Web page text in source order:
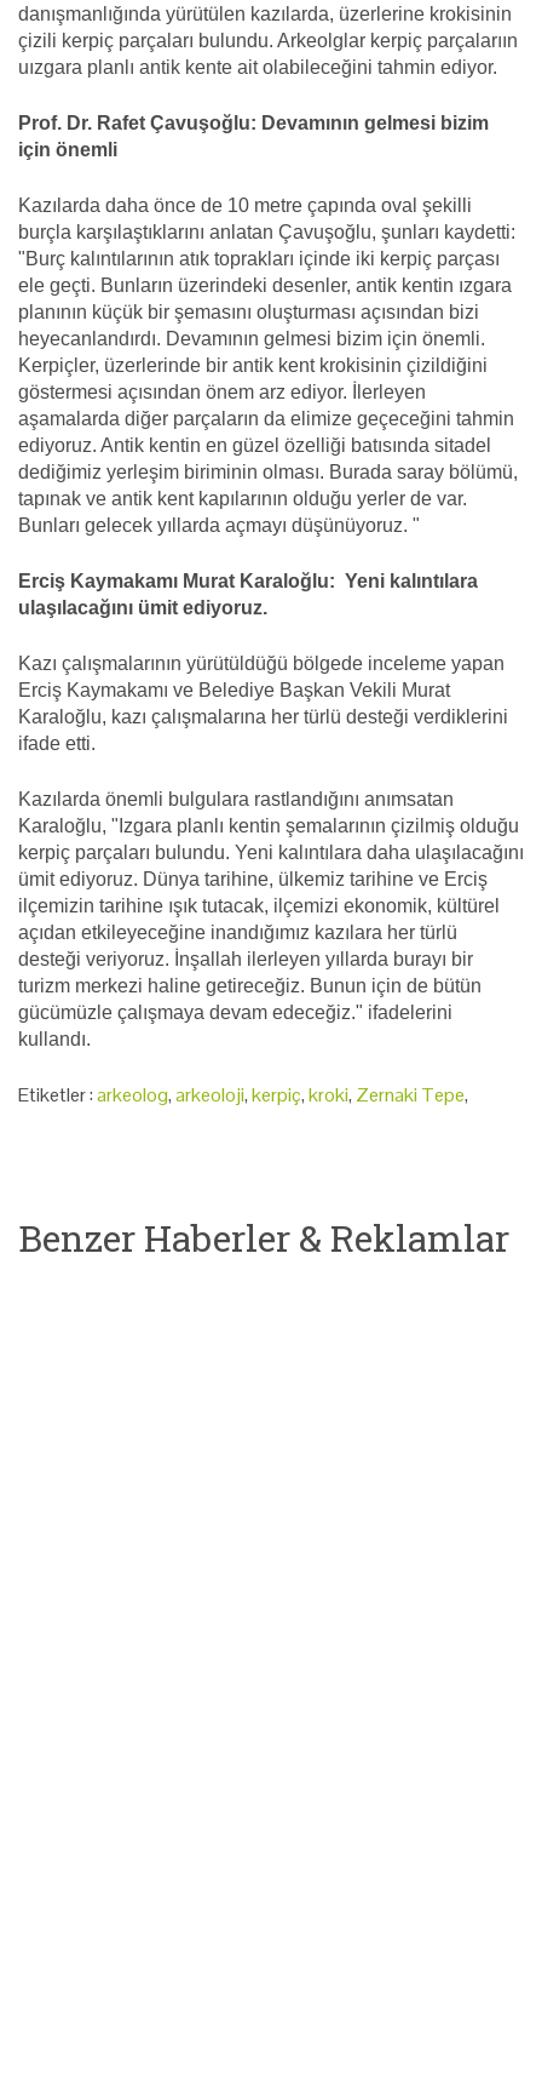
danışmanlığında yürütülen kazılarda, üzerlerine krokisinin
çizili kerpiç parçaları bulundu. Arkeolglar kerpiç parçalarıın
uızgara planlı antik kente ait olabileceğini tahmin ediyor.
Prof. Dr. Rafet Çavuşoğlu: Devamının gelmesi bizim
için önemli
Kazılarda daha önce de 10 metre çapında oval şekilli
burçla karşılaştıklarını anlatan Çavuşoğlu, şunları kaydetti:
"Burç kalıntılarının atık toprakları içinde iki kerpiç parçası
ele geçti. Bunların üzerindeki desenler, antik kentin ızgara
planının küçük bir şemasını oluşturması açısından bizi
heyecanlandırdı. Devamının gelmesi bizim için önemli.
Kerpiçler, üzerlerinde bir antik kent krokisinin çizildiğini
göstermesi açısından önem arz ediyor. İlerleyen
aşamalarda diğer parçaların da elimize geçeceğini tahmin
ediyoruz. Antik kentin en güzel özelliği batısında sitadel
dediğimiz yerleşim biriminin olması. Burada saray bölümü,
tapınak ve antik kent kapılarının olduğu yerler de var.
Bunları gelecek yıllarda açmayı düşünüyoruz. "
Erciş Kaymakamı Murat Karaloğlu: Yeni kalıntılara
ulaşılacağını ümit ediyoruz.
Kazı çalışmalarının yürütüldüğü bölgede inceleme yapan
Erciş Kaymakamı ve Belediye Başkan Vekili Murat
Karaloğlu, kazı çalışmalarına her türlü desteği verdiklerini
ifade etti.
Kazılarda önemli bulgulara rastlandığını anımsatan
Karaloğlu, "Izgara planlı kentin şemalarının çizilmiş olduğu
kerpiç parçaları bulundu. Yeni kalıntılara daha ulaşılacağını
ümit ediyoruz. Dünya tarihine, ülkemiz tarihine ve Erciş
ilçemizin tarihine ışık tutacak, ilçemizi ekonomik, kültürel
açıdan etkileyeceğine inandığımız kazılara her türlü
desteği veriyoruz. İnşallah ilerleyen yıllarda burayı bir
turizm merkezi haline getireceğiz. Bunun için de bütün
gücümüzle çalışmaya devam edeceğiz." ifadelerini
kullandı.
Etiketler :arkeolog,arkeoloji,kerpiç,kroki, Zernaki Tepe,
Benzer Haberler & Reklamlar